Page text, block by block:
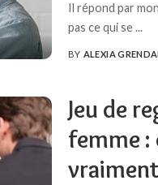
Il répond par
pas ce qui se...
POSTED
BY ALEXIA
Jeu de
femme :
vraiment